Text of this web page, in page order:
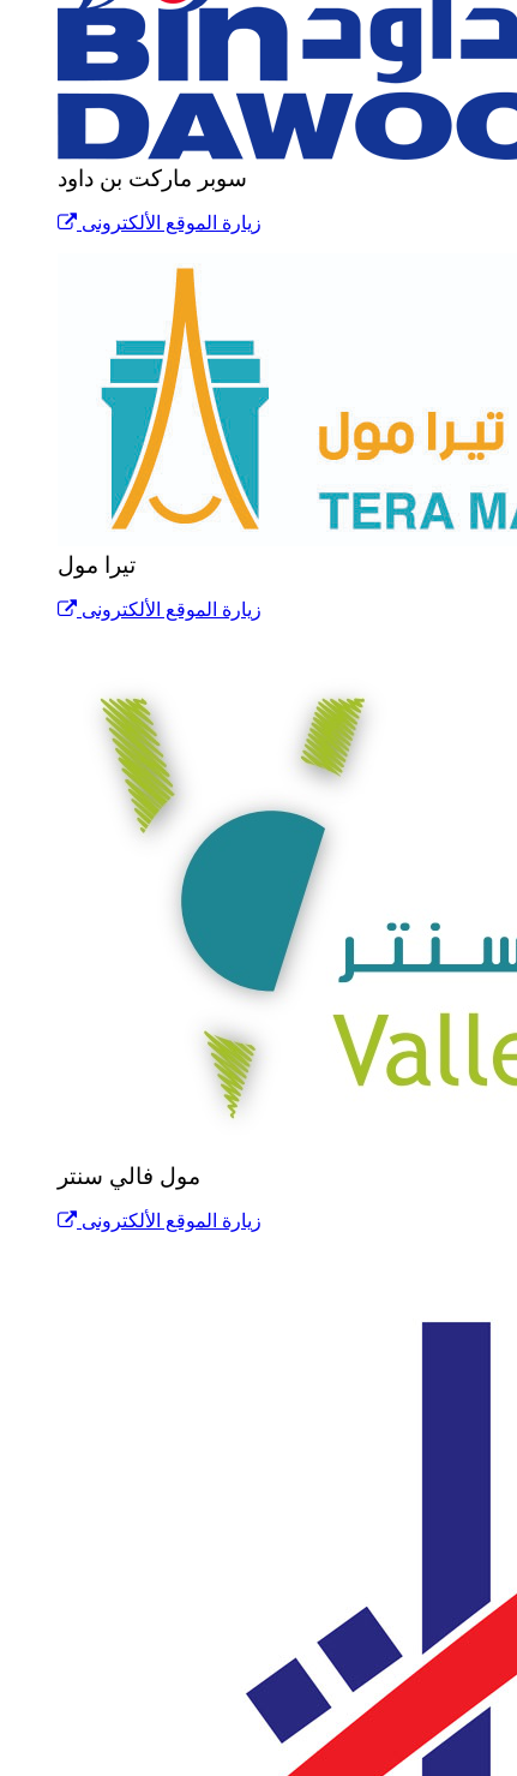
سوبر ماركت بن داود
زيارة الموقع الألكترونى
تيرا مول
زيارة الموقع الألكترونى
مول فالي سنتر
زيارة الموقع الألكترونى